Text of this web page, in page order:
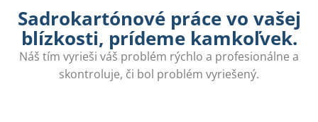
Sadrokartónové práce vo vašej
blízkosti, prídeme kamkoľvek.
Náš tím vyrieši váš problém rýchlo a profesionálne a
skontroluje, či bol problém vyriešený.